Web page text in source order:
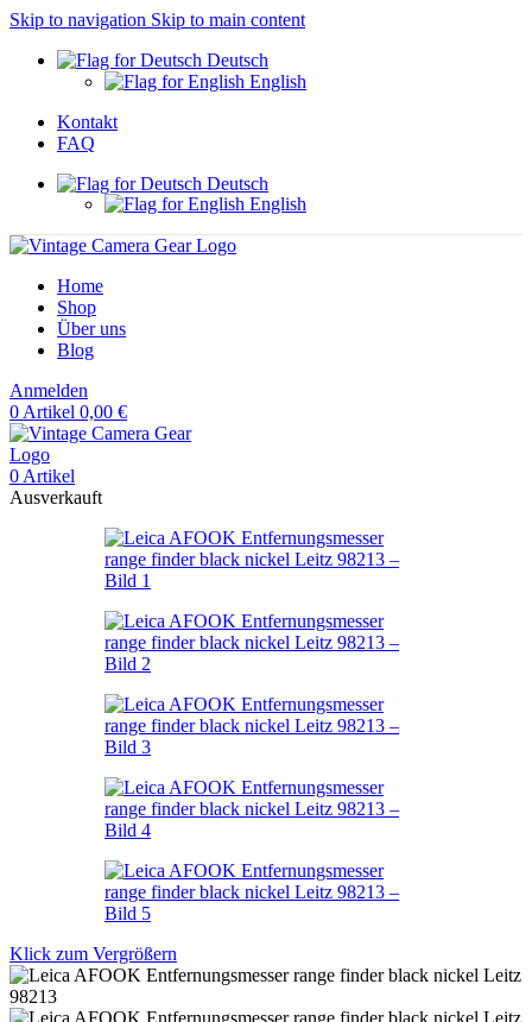
Skip to navigation Skip to main content
Deutsch
English
Kontakt
FAQ
Deutsch
English
Home
Shop
Über uns
Blog
Anmelden
0 Artikel 0,00 €
0 Artikel
Ausverkauft
Klick zum Vergrößern